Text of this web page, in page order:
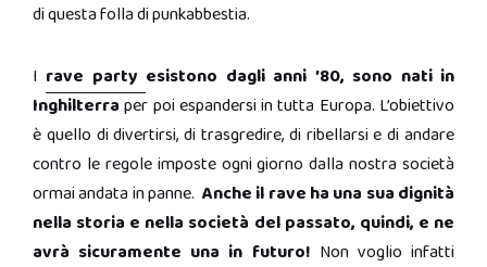
di questa folla di punkabbestia.
I rave party esistono dagli anni ’80, sono nati in
Inghilterra per poi espandersi in tutta Europa. L’obiettivo
è quello di divertirsi, di trasgredire, di ribellarsi e di andare
contro le regole imposte ogni giorno dalla nostra società
ormai andata in panne. Anche il rave ha una sua dignità
nella storia e nella società del passato, quindi, e ne
avrà sicuramente una in futuro! Non voglio infatti